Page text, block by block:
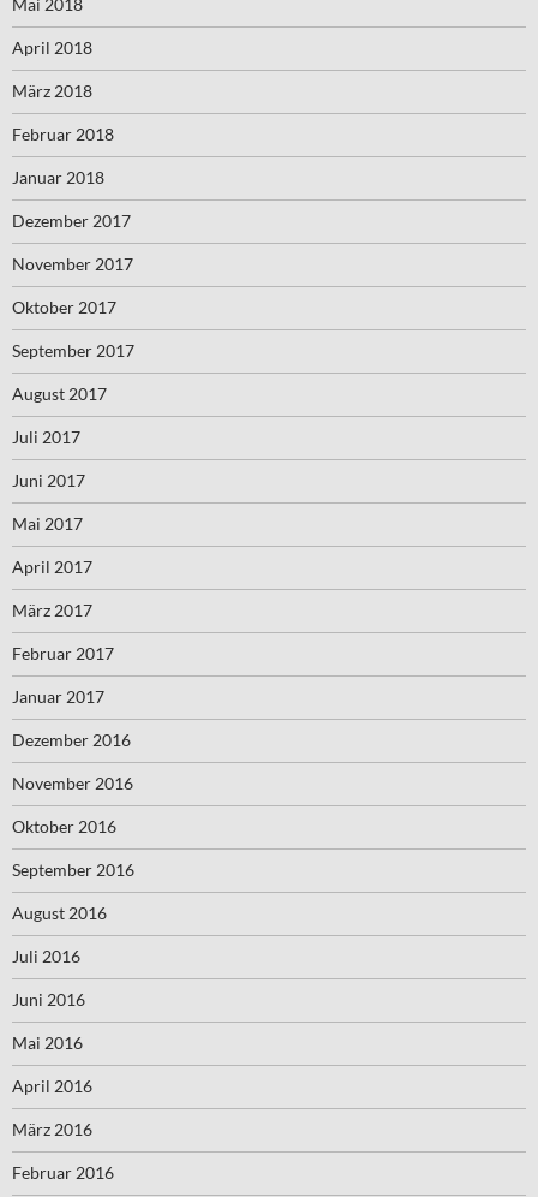
Mai 2018
April 2018
März 2018
Februar 2018
Januar 2018
Dezember 2017
November 2017
Oktober 2017
September 2017
August 2017
Juli 2017
Juni 2017
Mai 2017
April 2017
März 2017
Februar 2017
Januar 2017
Dezember 2016
November 2016
Oktober 2016
September 2016
August 2016
Juli 2016
Juni 2016
Mai 2016
April 2016
März 2016
Februar 2016